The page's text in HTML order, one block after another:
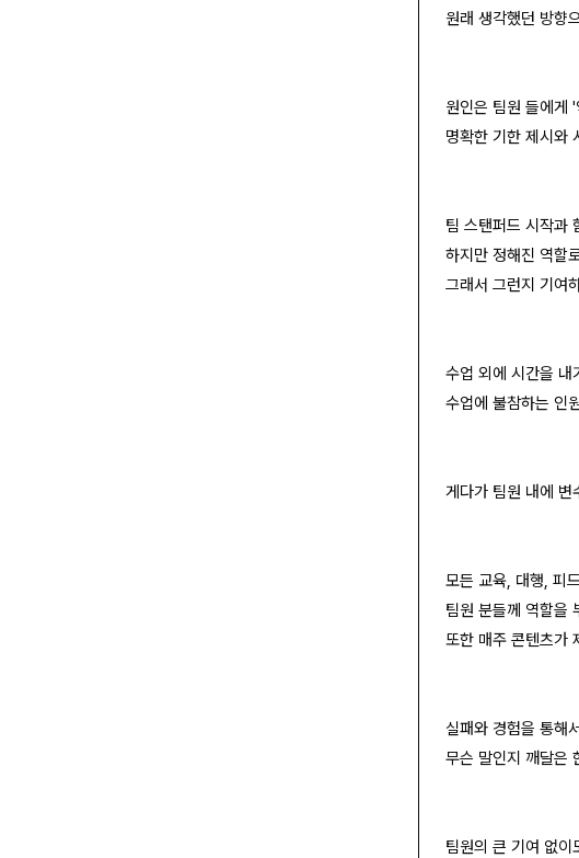
원래 생각했던 방향
원인은 팀원 들에게
명확한 기한 제시와
팀 스탠퍼드 시작과
하지만 정해진 역할
그래서 그런지 기여
수업 외에 시간을 내
수업에 불참하는 인
게다가 팀원 내에 변
모든 교육, 대행, 피
팀원 분들께 역할을
또한 매주 콘텐츠가
실패와 경험을 통해
무슨 말인지 깨달은
팀원의 큰 기여 없